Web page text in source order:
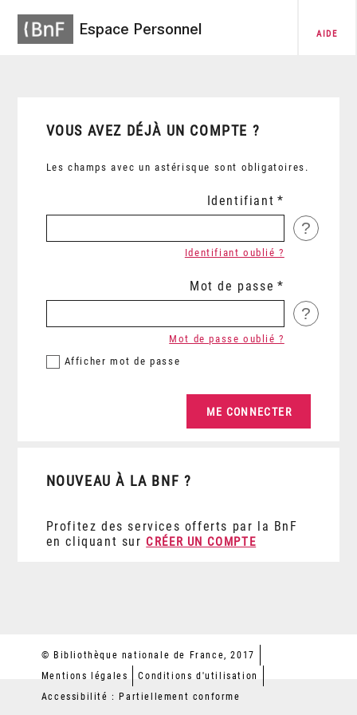
Espace Personnel AIDE
VOUS AVEZ DÉJÀ UN COMPTE ?
Les champs avec un astérisque sont obligatoires.
Identifiant
?
Identifiant oublié ?
Mot de passe
?
Afficher mot de passe
Mot de passe oublié ?
NOUVEAU À LA BNF ?
Profitez des services offerts par la BnF
en cliquant sur CRÉER UN COMPTE
© Bibliothèque nationale de France, 2017
Mentions légales
Conditions d'utilisation
Accessibilité : Partiellement conforme